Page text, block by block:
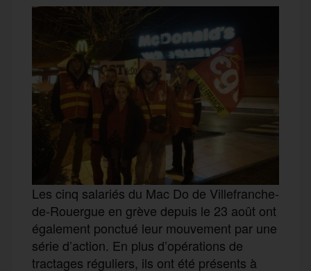
Les cinq salariés du Mac Do de Villefranche-
de-Rouergue en grève depuis le 23 août ont
également ponctué leur mouvement par une
série d’action. En plus d’opérations de
tractages réguliers, ils ont été présents à